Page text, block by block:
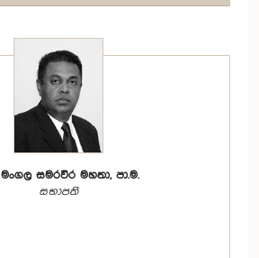
සමරවීර මහතා, පා.ම.
සභාපති